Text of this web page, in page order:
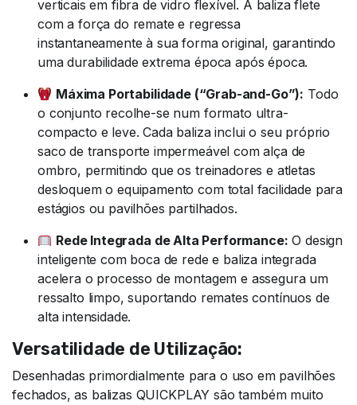
verticais em fibra de vidro flexível. A baliza flete
com a força do remate e regressa
instantaneamente à sua forma original, garantindo
uma durabilidade extrema época após época.
Máxima Portabilidade (“Grab-and-Go”): Todo
o conjunto recolhe-se num formato ultra-
compacto e leve. Cada baliza inclui o seu próprio
saco de transporte impermeável com alça de
ombro, permitindo que os treinadores e atletas
desloquem o equipamento com total facilidade para
estágios ou pavilhões partilhados.
Rede Integrada de Alta Performance: O design
inteligente com boca de rede e baliza integrada
acelera o processo de montagem e assegura um
ressalto limpo, suportando remates contínuos de
alta intensidade.
Versatilidade de Utilização:
Desenhadas primordialmente para o uso em pavilhões
fechados, as balizas QUICKPLAY são também muito